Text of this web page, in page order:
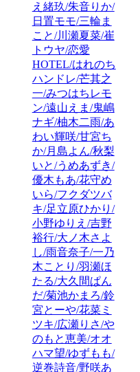
え緒玖/朱音りか/
日置モモ/三輪ま
こと/川瀬夏菜/崔
トウヤ/恋愛
HOTEL/はれのち
ハンドレ/芒其之
一/みつはちレモ
ン/遠山えま/鬼嶋
ナギ/柚木二雨/あ
わい輝咲/甘宮ち
か/月島よん/秋梨
いと/うめあずき/
優木もあ/花守め
いら/フクダツバ
キ/足立原ひかり/
小野ゆりえ/吉野
裕行/大ノ木さよ
し/雨音奈子/一乃
木ことり/羽瀬ほ
たる/大久間ぱん
だ/菊池かまろ/鈴
宮とーや/花菜ミ
ツキ/広瀬りさ/や
のもと恵美/オオ
ハマ望/ゆずもも/
逆巻詩音/野咲あ